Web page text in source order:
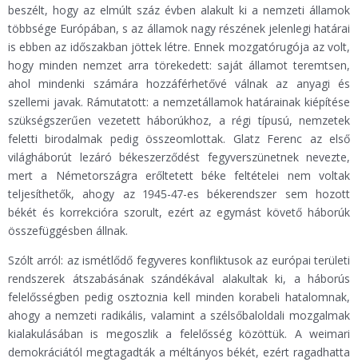
beszélt, hogy az elmúlt száz évben alakult ki a nemzeti államok
többsége Európában, s az államok nagy részének jelenlegi határai
is ebben az időszakban jöttek létre. Ennek mozgatórugója az volt,
hogy minden nemzet arra törekedett: saját államot teremtsen,
ahol mindenki számára hozzáférhetővé válnak az anyagi és
szellemi javak. Rámutatott: a nemzetállamok határainak kiépítése
szükségszerűen vezetett háborúkhoz, a régi típusú, nemzetek
feletti birodalmak pedig összeomlottak. Glatz Ferenc az első
világháborút lezáró békeszerződést fegyverszünetnek nevezte,
mert a Németországra erőltetett béke feltételei nem voltak
teljesíthetők, ahogy az 1945-47-es békerendszer sem hozott
békét és korrekcióra szorult, ezért az egymást követő háborúk
összefüggésben állnak.
Szólt arról: az ismétlődő fegyveres konfliktusok az európai területi
rendszerek átszabásának szándékával alakultak ki, a háborús
felelősségben pedig osztoznia kell minden korabeli hatalomnak,
ahogy a nemzeti radikális, valamint a szélsőbaloldali mozgalmak
kialakulásában is megoszlik a felelősség közöttük. A weimari
demokráciától megtagadták a méltányos békét, ezért ragadhatta